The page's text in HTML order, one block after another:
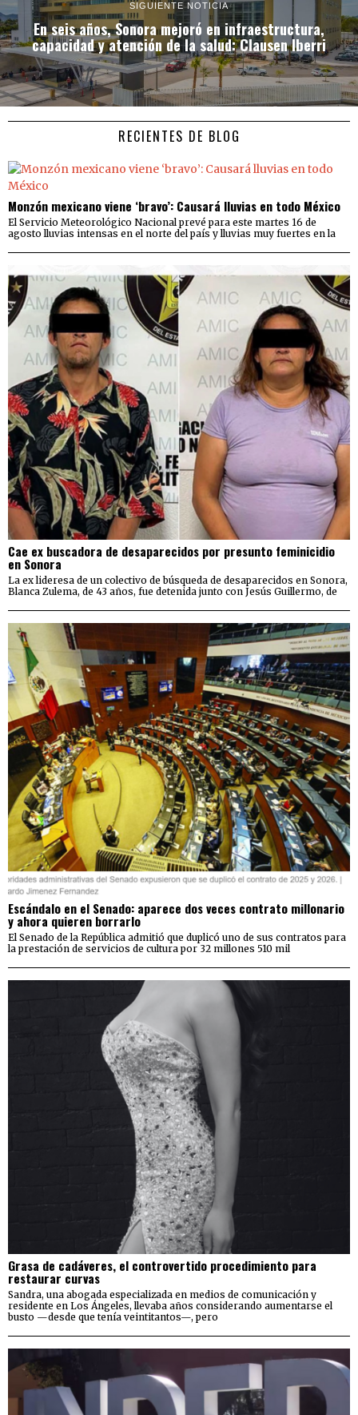
SIGUIENTE NOTICIA
En seis años, Sonora mejoró en infraestructura,
capacidad y atención de la salud: Clausen Iberri
RECIENTES DE BLOG
Monzón mexicano viene ‘bravo’: Causará lluvias en todo México
El Servicio Meteorológico Nacional prevé para este martes 16 de
agosto lluvias intensas en el norte del país y lluvias muy fuertes en la
Cae ex buscadora de desaparecidos por presunto feminicidio
en Sonora
La ex lideresa de un colectivo de búsqueda de desaparecidos en Sonora,
Blanca Zulema, de 43 años, fue detenida junto con Jesús Guillermo, de
Escándalo en el Senado: aparece dos veces contrato millonario
y ahora quieren borrarlo
El Senado de la República admitió que duplicó uno de sus contratos para
la prestación de servicios de cultura por 32 millones 510 mil
Grasa de cadáveres, el controvertido procedimiento para
restaurar curvas
Sandra, una abogada especializada en medios de comunicación y
residente en Los Ángeles, llevaba años considerando aumentarse el
busto —desde que tenía veintitantos—, pero